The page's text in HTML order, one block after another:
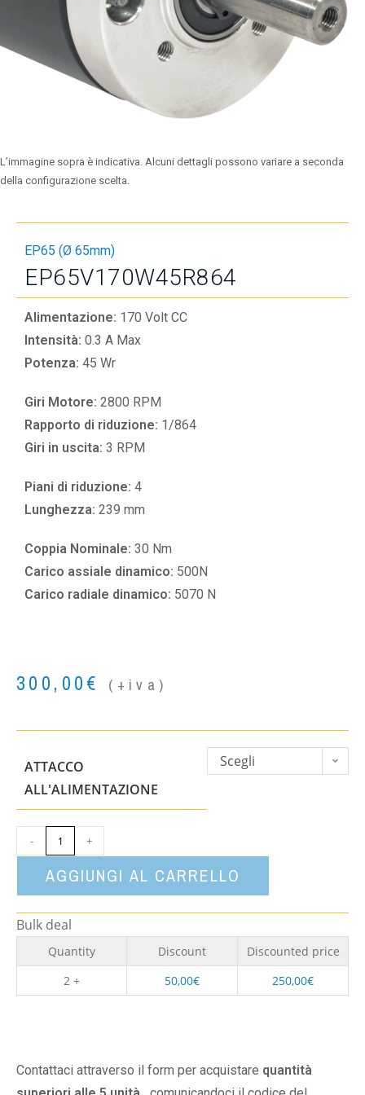
L’immagine sopra è indicativa. Alcuni dettagli possono variare a seconda
della configurazione scelta.
EP65 (Ø 65mm)
EP65V170W45R864
Alimentazione: 170 Volt CC
Intensità: 0.3 A Max
Potenza: 45 Wr
Giri Motore: 2800 RPM
Rapporto di riduzione: 1/864
Giri in uscita: 3 RPM
Piani di riduzione: 4
Lunghezza: 239 mm
Coppia Nominale: 30 Nm
Carico assiale dinamico: 500N
Carico radiale dinamico: 5070 N
300,00€ (+iva)
ATTACCO
ALL'ALIMENTAZIONE
Scegli
- +
AGGIUNGI AL CARRELLO
Bulk deal
Quantity Discount
Discounted price
2 +
50,00€ 250,00€
Contattaci attraverso il form per acquistare quantità